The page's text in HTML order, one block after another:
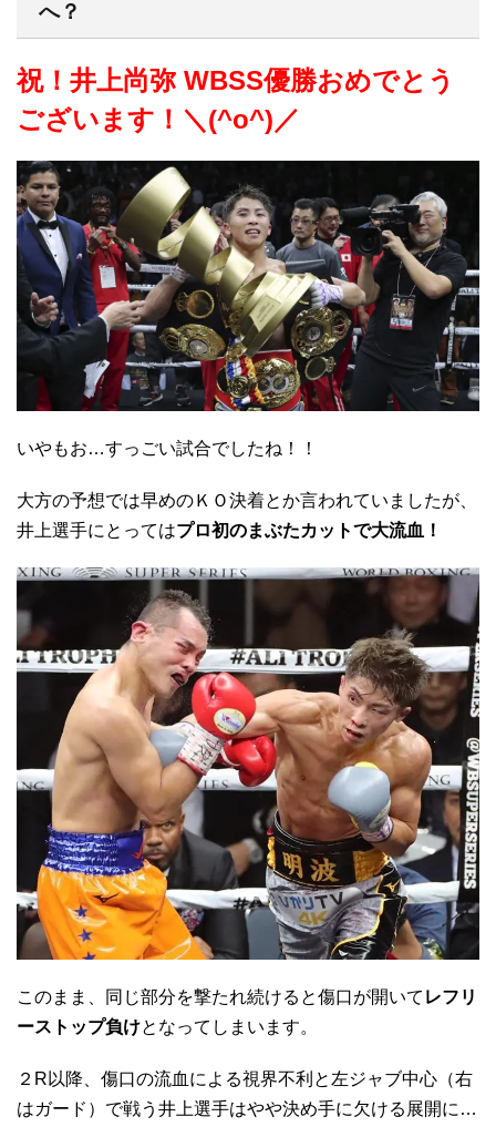
へ？
祝！井上尚弥 WBSS優勝おめでとう
ございます！＼(^o^)／
いやもお…すっごい試合でしたね！！
大方の予想では早めのＫＯ決着とか言われていましたが、
井上選手にとってはプロ初のまぶたカットで大流血！
このまま、同じ部分を撃たれ続けると傷口が開いて レフリ
ーストップ負けとなってしまいます。
２R以降、傷口の流血による視界不利と左ジャブ中心（右
はガード）で戦う井上選手はやや決め手に欠ける展開に…